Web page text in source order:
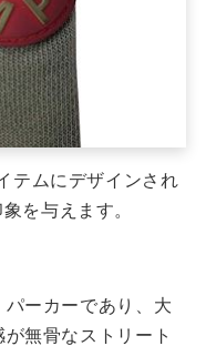
テムにデザインされ
を与えます。
ーカーであり、大
無骨なストリート